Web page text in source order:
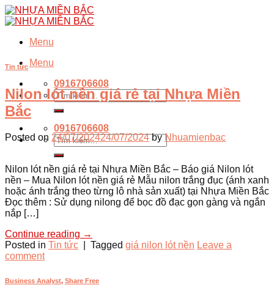
Skip
to
Menu
Menu
0916706608
Tìm
kiếm:
0916706608
Tìm
kiếm:
Tin tức
Nilon lót nền giá rẻ tại Nhựa Miền
Bắc
Posted on 24/07/202424/07/2024 byNhuamienbac
Nilon lót nền giá rẻ tại Nhựa Miền Bắc – Báo giá Nilon lót
nền – Mua Nilon lót nền giá rẻ Mẫu nilon trắng đục (ánh xanh
hoặc ánh trắng theo từng lô nhà sản xuất) tại Nhựa Miền Bắc
Đọc thêm : Sử dụng nilong để bọc đồ đạc gọn gàng và ngắn
nắp […]
Continue reading →
Posted in Tin tức Tagged giá nilon lót nền Leave a
comment
Business Analyst, Share Free